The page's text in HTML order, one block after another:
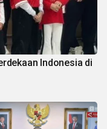
Indonesia di